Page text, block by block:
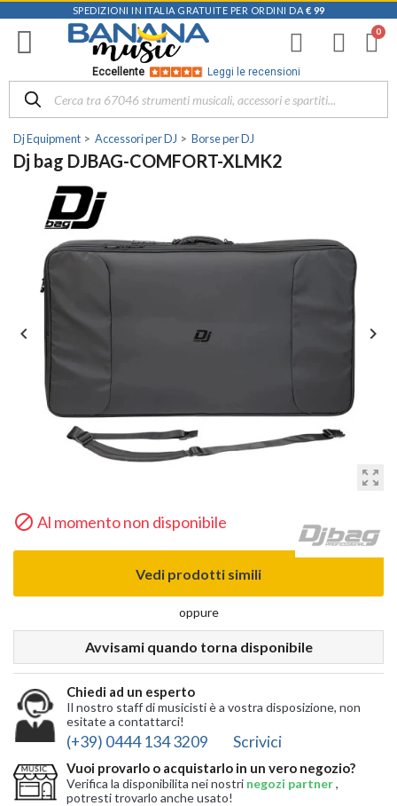
SPEDIZIONI IN ITALIA GRATUITE PER ORDINI DA € 99
Eccellente Leggi le recensioni
Dj Equipment Accessori per DJ Borse per DJ
Dj bag DJBAG-COMFORT-XLMK2
zoom_out_map
 
 Al momento non disponibile
Vedi prodotti simili
oppure
Avvisami quando torna disponibile
Chiedi ad un esperto
Il nostro staff di musicisti è a vostra disposizione, non
esitate a contattarci!
(+39) 0444 134 3209 Scrivici
Vuoi provarlo o acquistarlo in un vero negozio?
Verifica la disponibilita nei nostri negozi partner,
potresti trovarlo anche usato!